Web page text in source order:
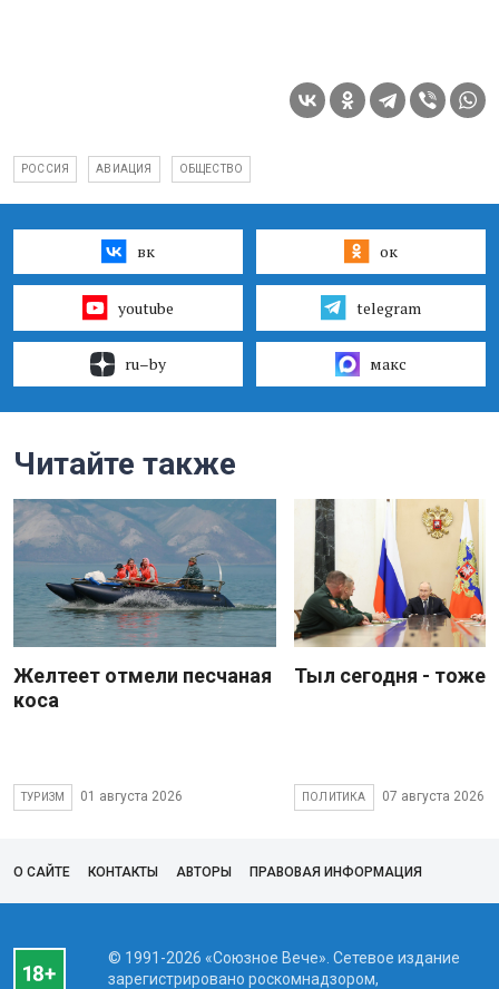
РОССИЯ АВИАЦИЯ ОБЩЕСТВО
вк ок
youtube telegram
ru–by макс
Читайте также
Желтеет отмели песчаная
коса
ТУРИЗМ 01 августа 2026
Тыл сегодня - тоже
ПОЛИТИКА 07 августа 2026
О САЙТЕ КОНТАКТЫ АВТОРЫ ПРАВОВАЯ ИНФОРМАЦИЯ
© 1991-2026 «Союзное Вече». Сетевое издание
зарегистрировано роскомнадзором,